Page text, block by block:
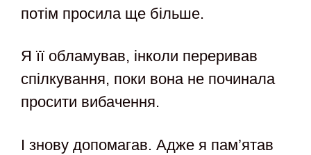
потім просила ще більше.
Я її обламував, інколи переривав
спілкування, поки вона не починала
просити вибачення.
І знову допомагав. Адже я пам’ятав